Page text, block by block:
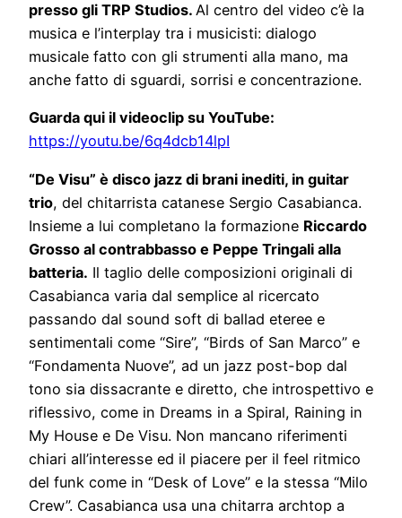
presso gli TRP Studios. Al centro del video c’è la
musica e l’interplay tra i musicisti: dialogo
musicale fatto con gli strumenti alla mano, ma
anche fatto di sguardi, sorrisi e concentrazione.
Guarda qui il videoclip su YouTube:
https://youtu.be/6q4dcb14lpI
“De Visu” è disco jazz di brani inediti, in guitar
trio, del chitarrista catanese Sergio Casabianca.
Insieme a lui completano la formazione Riccardo
Grosso al contrabbasso e Peppe Tringali alla
batteria. Il taglio delle composizioni originali di
Casabianca varia dal semplice al ricercato
passando dal sound soft di ballad eteree e
sentimentali come “Sire”, “Birds of San Marco” e
“Fondamenta Nuove”, ad un jazz post-bop dal
tono sia dissacrante e diretto, che introspettivo e
riflessivo, come in Dreams in a Spiral, Raining in
My House e De Visu. Non mancano riferimenti
chiari all’interesse ed il piacere per il feel ritmico
del funk come in “Desk of Love” e la stessa “Milo
Crew”. Casabianca usa una chitarra archtop a